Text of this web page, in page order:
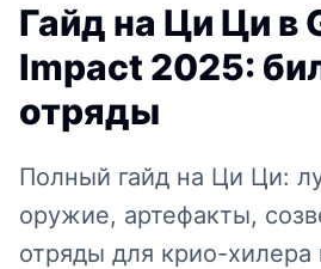
Гайд на Ци Ци в
Impact 2025:
отряды
Полный гайд на Ци Ци:
оружие, артефакты,
отряды для крио-хилера